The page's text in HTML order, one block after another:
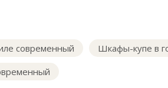
современный Шкафы-купе в